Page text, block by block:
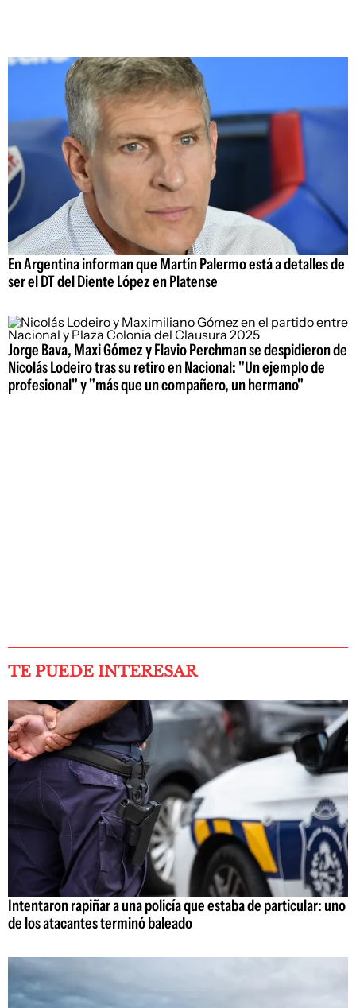
En Argentina informan que Martín Palermo está a detalles de
ser el DT del Diente López en Platense
Jorge Bava, Maxi Gómez y Flavio Perchman se despidieron de
Nicolás Lodeiro tras su retiro en Nacional: "Un ejemplo de
profesional" y "más que un compañero, un hermano"
TE PUEDE INTERESAR
Intentaron rapiñar a una policía que estaba de particular: uno
de los atacantes terminó baleado